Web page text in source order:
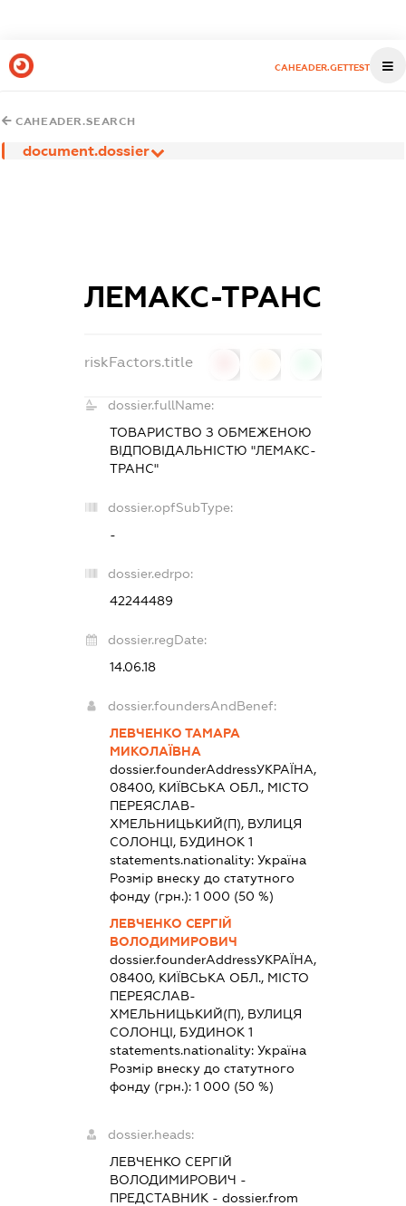
CAHEADER.GETTEST
CAHEADER.SEARCH
document.dossier
ЛЕМАКС-ТРАНС
riskFactors.title
dossier.fullName:
ТОВАРИСТВО З ОБМЕЖЕНОЮ
ВІДПОВІДАЛЬНІСТЮ "ЛЕМАКС-
ТРАНС"
dossier.opfSubType:
-
dossier.edrpo:
42244489
dossier.regDate:
14.06.18
dossier.foundersAndBenef:
ЛЕВЧЕНКО ТАМАРА
МИКОЛАЇВНА
dossier.founderAddressУКРАЇНА,
08400, КИЇВСЬКА ОБЛ., МІСТО
ПЕРЕЯСЛАВ-
ХМЕЛЬНИЦЬКИЙ(П), ВУЛИЦЯ
СОЛОНЦІ, БУДИНОК 1
statements.nationality: Україна
Розмір внеску до статутного
фонду (грн.): 1 000 (50 %)
ЛЕВЧЕНКО СЕРГІЙ
ВОЛОДИМИРОВИЧ
dossier.founderAddressУКРАЇНА,
08400, КИЇВСЬКА ОБЛ., МІСТО
ПЕРЕЯСЛАВ-
ХМЕЛЬНИЦЬКИЙ(П), ВУЛИЦЯ
СОЛОНЦІ, БУДИНОК 1
statements.nationality: Україна
Розмір внеску до статутного
фонду (грн.): 1 000 (50 %)
dossier.heads:
ЛЕВЧЕНКО СЕРГІЙ
ВОЛОДИМИРОВИЧ -
ПРЕДСТАВНИК - dossier.from